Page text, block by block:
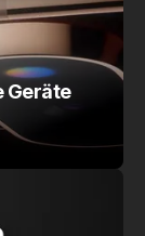
Geräte